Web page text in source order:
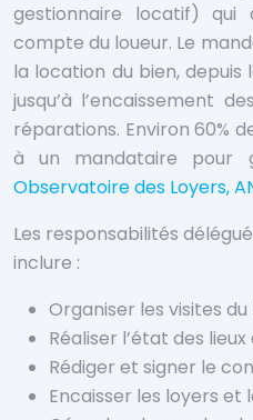
gestionnaire locatif)
compte du loueur. Le
la location du bien,
jusqu’à l’encaissement
réparations. Environ 60%
à un mandataire pour
Observatoire des Loyers,
Les responsabilités
inclure :
Organiser les visites du
Réaliser l’état des
Rédiger et signer le
Encaisser les loyers et